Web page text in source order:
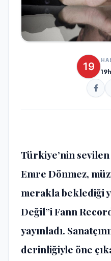
Türkiye’nin sevilen
Emre Dönmez,
merakla beklediği
Değil”i Fann
yayınladı.
derinliğiyle öne